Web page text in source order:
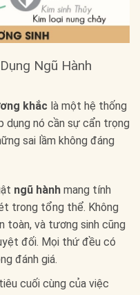
Ngũ Hành
khắc là một hệ thống
dụng nó cần sự cẩn trọng
sai lầm không đáng
ngũ hànhmang tính
trong tổng thể. Không
toàn, và tương sinh cũng
đối. Mọi thứ đều có
đánh giá.
cuối cùng của việc